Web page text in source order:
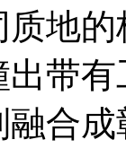
地
带
合